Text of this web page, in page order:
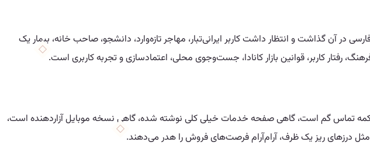
آن گذاشت و انتظار داشت کاربر ایرانی‌تبار، مهاجر تازه‌وارد، دانشجو، صاحب خانه، بیمار یک
رفتار کاربر، قوانین بازار کانادا، جست‌وجوی محلی، اعتمادسازی و تجربه کاربری است.
تماس گم است، گاهی صفحه خدمات خیلی کلی نوشته شده، گاهی نسخه موبایل آزاردهنده است،
درزهای ریز یک ظرف، آرام‌آرام فرصت‌های فروش را هدر می‌دهند.